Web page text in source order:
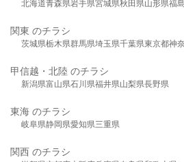
北海道青森県岩手県宮城県秋田県山形県福
関東 のチラシ
茨城県栃木県群馬県埼玉県千葉県東京都神
甲信越・北陸 のチラシ
新潟県富山県石川県福井県山梨県長野県
東海 のチラシ
岐阜県静岡県愛知県三重県
関西 のチラシ